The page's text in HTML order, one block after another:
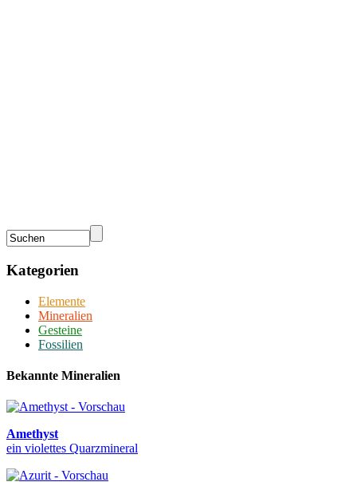
Kategorien
Elemente
Mineralien
Gesteine
Fossilien
Bekannte Mineralien
Amethyst
ein violettes Quarzmineral